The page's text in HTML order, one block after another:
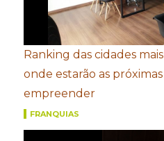
Ranking das cidades
onde estarão as
empreender
FRANQUIAS